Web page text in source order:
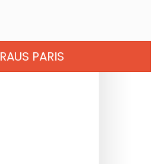
RAUS PARIS